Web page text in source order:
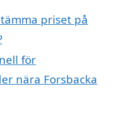
priset på
för
nära Forsbacka